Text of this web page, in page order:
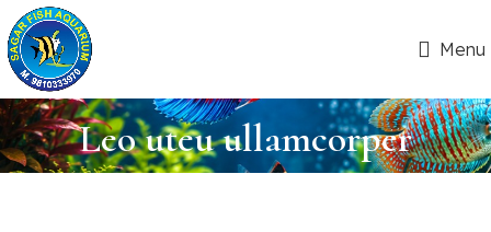
Menu
Leo uteu ullamcorper